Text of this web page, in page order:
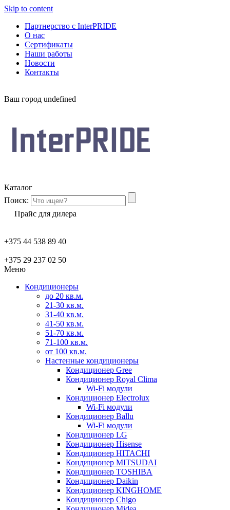
Skip to content
Партнерство с InterPRIDE
О нас
Сертификаты
Наши работы
Новости
Контакты
Ваш город undefined
Каталог
Поиск:
Прайс для дилера
+375 44 538 89 40
+375 29 237 02 50
Меню
Кондиционеры
до 20 кв.м.
21-30 кв.м.
31-40 кв.м.
41-50 кв.м.
51-70 кв.м.
71-100 кв.м.
от 100 кв.м.
Настенные кондиционеры
Кондиционер Gree
Кондиционер Royal Clima
Wi-Fi модули
Кондиционер Electrolux
Wi-Fi модули
Кондиционер Ballu
Wi-Fi модули
Кондиционер LG
Кондиционер Hisense
Кондиционер HITACHI
Кондиционер MITSUDAI
Кондиционер TOSHIBA
Кондиционер Daikin
Кондиционер KINGHOME
Кондиционер Chigo